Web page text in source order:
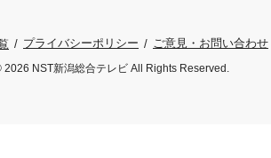
プライバシーポリシー ご意見・お問い合わせ
NST新潟総合テレビ All Rights Reserved.